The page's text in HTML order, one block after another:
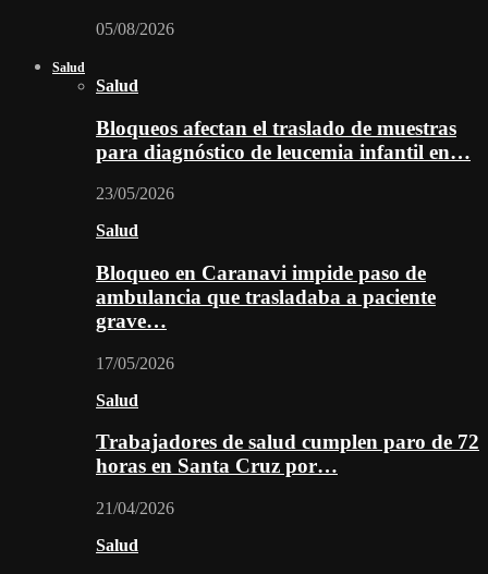
05/08/2026
Salud
Salud
Bloqueos afectan el traslado de muestras
para diagnóstico de leucemia infantil en…
23/05/2026
Salud
Bloqueo en Caranavi impide paso de
ambulancia que trasladaba a paciente
grave…
17/05/2026
Salud
Trabajadores de salud cumplen paro de 72
horas en Santa Cruz por…
21/04/2026
Salud